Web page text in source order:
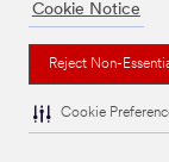
Cookie Notice
Reject Non-
Cookie